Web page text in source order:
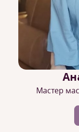
Мастер